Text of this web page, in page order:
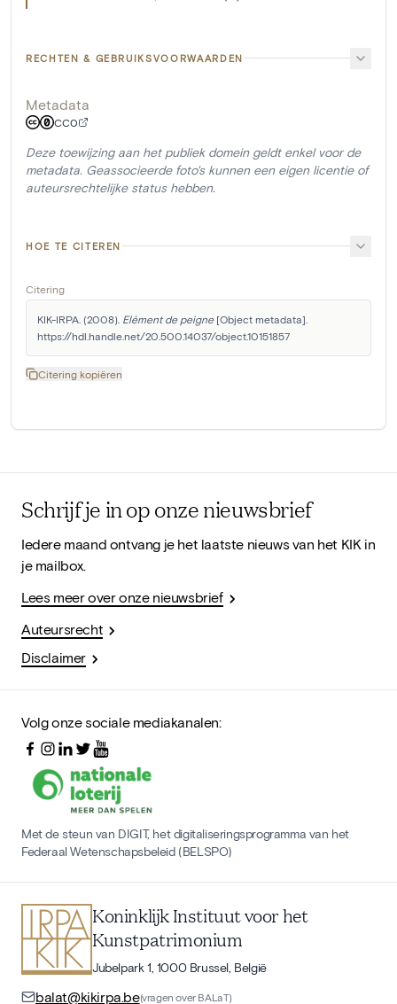
RECHTEN & GEBRUIKSVOORWAARDEN
Metadata
CC0
Deze toewijzing aan het publiek domein geldt enkel voor de
metadata. Geassocieerde foto's kunnen een eigen licentie of
auteursrechtelijke status hebben.
HOE TE CITEREN
Citering
KIK-IRPA. (2008). Elément de peigne [Object metadata].
https://hdl.handle.net/20.500.14037/object.10151857
Citering kopiëren
Schrijf je in op onze nieuwsbrief
Iedere maand ontvang je het laatste nieuws van het KIK in
je mailbox.
Lees meer over onze nieuwsbrief
Auteursrecht
Disclaimer
Volg onze sociale mediakanalen:
Met de steun van DIGIT, het digitaliseringsprogramma van het
Federaal Wetenschapsbeleid (BELSPO)
Koninklijk Instituut voor het
Kunstpatrimonium
Jubelpark 1, 1000 Brussel, België
balat@kikirpa.be(vragen over BALaT)